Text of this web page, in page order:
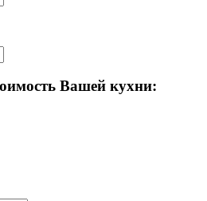
Вашей кухни: